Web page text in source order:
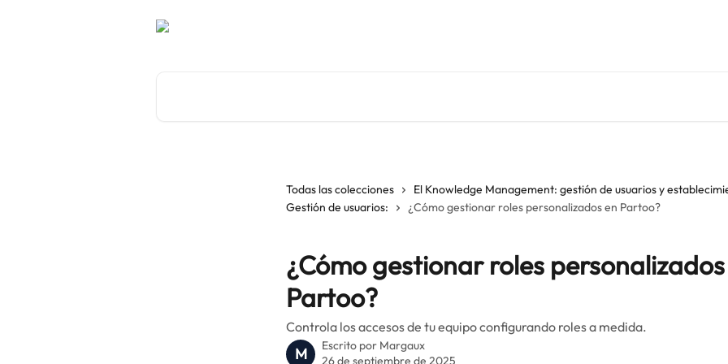
Todas las colecciones
El Knowledge Management: gestión de usuarios y
Gestión de usuarios:
¿Cómo gestionar roles personalizados en Partoo?
¿Cómo gestionar roles
Partoo?
Controla los accesos de tu equipo configurando roles a medida.
M Escrito por Margaux
26 de septiembre de 2025